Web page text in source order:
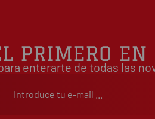
PRIMERO EN
enterarte de todas las